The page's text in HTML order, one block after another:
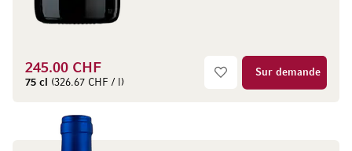
245.00 CHF
75 cl (326.67 CHF / l)
Sur demande